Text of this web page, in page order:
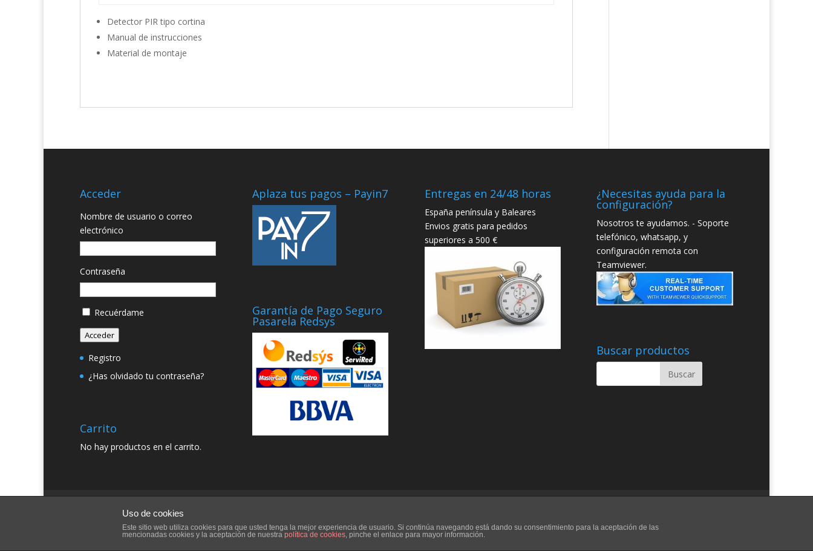
Detector PIR tipo cortina
Manual de instrucciones
Material de montaje
Acceder
Nombre de usuario o correo
electrónico
Contraseña
Recuérdame
Acceder
Registro
¿Has olvidado tu contraseña?
Carrito
No hay productos en el carrito.
Aplaza tus pagos – Payin7
Garantía de Pago Seguro
Pasarela Redsys
Entregas en 24/48 horas
España península y Baleares
Envios gratis para pedidos
superiores a 500 €
¿Necesitas ayuda para la
configuración?
Nosotros te ayudamos. - Soporte
telefónico, whatsapp, y
configuración remota con
Teamviewer.
Buscar productos
Uso de cookies
Este sitio web utiliza cookies para que usted tenga la mejor experiencia de usuario. Si continúa navegando está dando su consentimiento para la aceptación de las
mencionadas cookies y la aceptación de nuestra política de cookies, pinche el enlace para mayor información.